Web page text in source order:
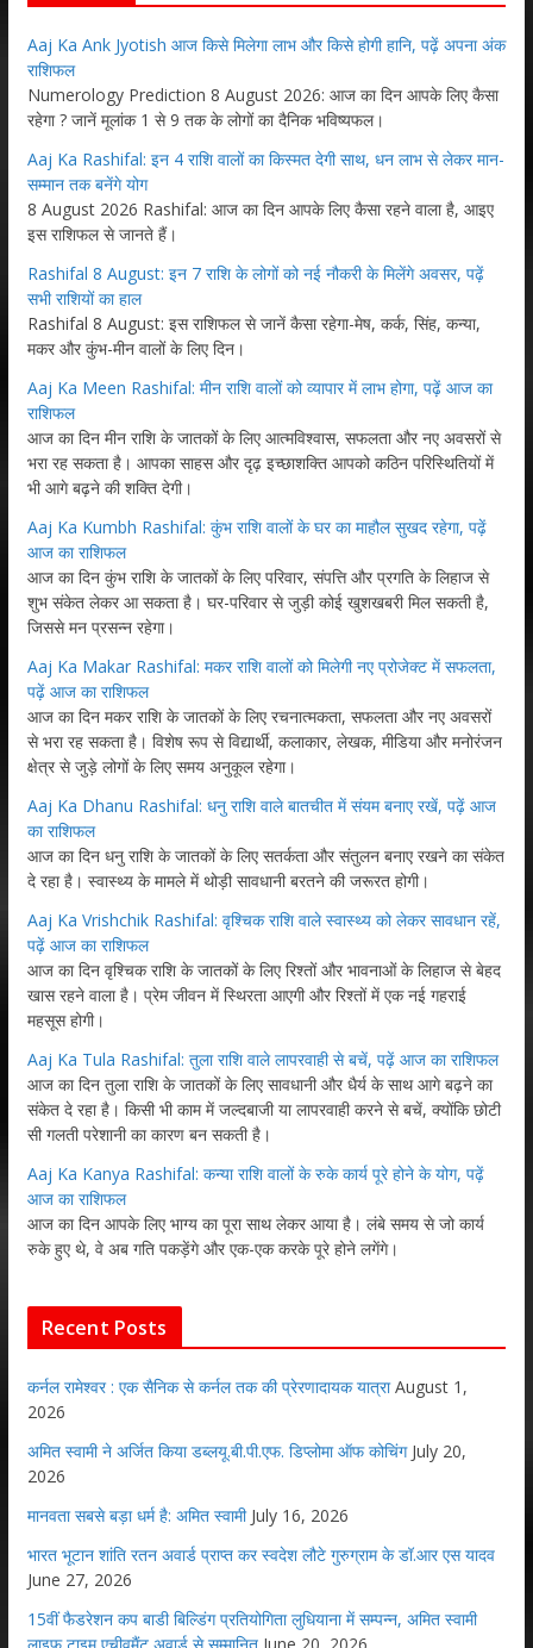
Aaj Ka Ank Jyotish आज किसे मिलेगा लाभ और किसे होगी हानि, पढ़ें अपना अंक
राशिफल
Numerology Prediction 8 August 2026: आज का दिन आपके लिए कैसा
रहेगा ? जानें मूलांक 1 से 9 तक के लोगों का दैनिक भविष्यफल।
Aaj Ka Rashifal: इन 4 राशि वालों का किस्मत देगी साथ, धन लाभ से लेकर मान-
सम्मान तक बनेंगे योग
8 August 2026 Rashifal: आज का दिन आपके लिए कैसा रहने वाला है, आइए
इस राशिफल से जानते हैं।
Rashifal 8 August: इन 7 राशि के लोगों को नई नौकरी के मिलेंगे अवसर, पढ़ें
सभी राशियों का हाल
Rashifal 8 August: इस राशिफल से जानें कैसा रहेगा-मेष, कर्क, सिंह, कन्या,
मकर और कुंभ-मीन वालों के लिए दिन।
Aaj Ka Meen Rashifal: मीन राशि वालों को व्यापार में लाभ होगा, पढ़ें आज का
राशिफल
आज का दिन मीन राशि के जातकों के लिए आत्मविश्वास, सफलता और नए अवसरों से
भरा रह सकता है। आपका साहस और दृढ़ इच्छाशक्ति आपको कठिन परिस्थितियों में
भी आगे बढ़ने की शक्ति देगी।
Aaj Ka Kumbh Rashifal: कुंभ राशि वालों के घर का माहौल सुखद रहेगा, पढ़ें
आज का राशिफल
आज का दिन कुंभ राशि के जातकों के लिए परिवार, संपत्ति और प्रगति के लिहाज से
शुभ संकेत लेकर आ सकता है। घर-परिवार से जुड़ी कोई खुशखबरी मिल सकती है,
जिससे मन प्रसन्न रहेगा।
Aaj Ka Makar Rashifal: मकर राशि वालों को मिलेगी नए प्रोजेक्ट में सफलता,
पढ़ें आज का राशिफल
आज का दिन मकर राशि के जातकों के लिए रचनात्मकता, सफलता और नए अवसरों
से भरा रह सकता है। विशेष रूप से विद्यार्थी, कलाकार, लेखक, मीडिया और मनोरंजन
क्षेत्र से जुड़े लोगों के लिए समय अनुकूल रहेगा।
Aaj Ka Dhanu Rashifal: धनु राशि वाले बातचीत में संयम बनाए रखें, पढ़ें आज
का राशिफल
आज का दिन धनु राशि के जातकों के लिए सतर्कता और संतुलन बनाए रखने का संकेत
दे रहा है। स्वास्थ्य के मामले में थोड़ी सावधानी बरतने की जरूरत होगी।
Aaj Ka Vrishchik Rashifal: वृश्चिक राशि वाले स्वास्थ्य को लेकर सावधान रहें,
पढ़ें आज का राशिफल
आज का दिन वृश्चिक राशि के जातकों के लिए रिश्तों और भावनाओं के लिहाज से बेहद
खास रहने वाला है। प्रेम जीवन में स्थिरता आएगी और रिश्तों में एक नई गहराई
महसूस होगी।
Aaj Ka Tula Rashifal: तुला राशि वाले लापरवाही से बचें, पढ़ें आज का राशिफल
आज का दिन तुला राशि के जातकों के लिए सावधानी और धैर्य के साथ आगे बढ़ने का
संकेत दे रहा है। किसी भी काम में जल्दबाजी या लापरवाही करने से बचें, क्योंकि छोटी
सी गलती परेशानी का कारण बन सकती है।
Aaj Ka Kanya Rashifal: कन्या राशि वालों के रुके कार्य पूरे होने के योग, पढ़ें
आज का राशिफल
आज का दिन आपके लिए भाग्य का पूरा साथ लेकर आया है। लंबे समय से जो कार्य
रुके हुए थे, वे अब गति पकड़ेंगे और एक-एक करके पूरे होने लगेंगे।
Recent Posts
कर्नल रामेश्वर : एक सैनिक से कर्नल तक की प्रेरणादायक यात्रा August 1,
2026
अमित स्वामी ने अर्जित किया डब्लयू.बी.पी.एफ. डिप्लोमा ऑफ कोचिंग July 20,
2026
मानवता सबसे बड़ा धर्म है: अमित स्वामी July 16, 2026
भारत भूटान शांति रतन अवार्ड प्राप्त कर स्वदेश लौटे गुरुग्राम के डॉ.आर एस यादव
June 27, 2026
15वीं फैडरेशन कप बाडी बिल्डिंग प्रतियोगिता लुधियाना में सम्पन्न, अमित स्वामी